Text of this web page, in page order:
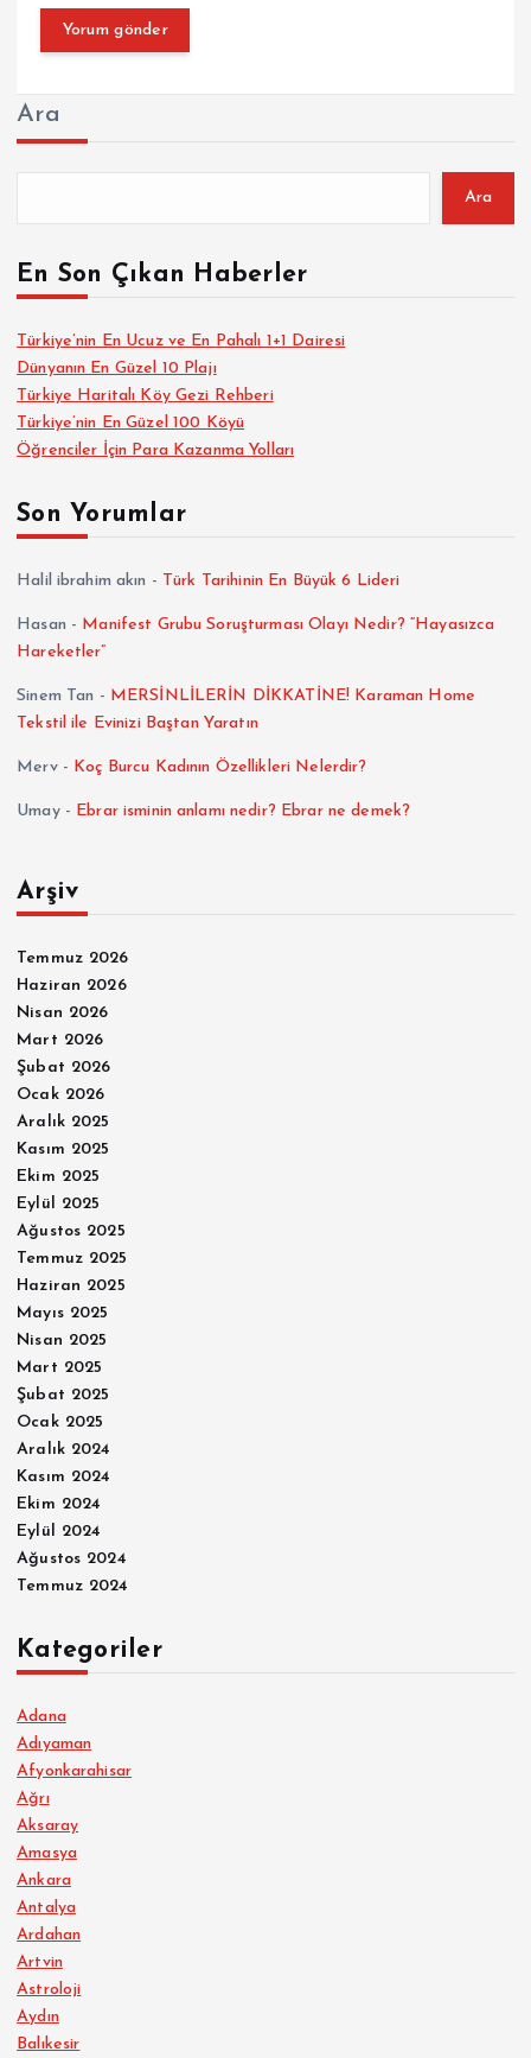
Ara
Ara
En Son Çıkan Haberler
Türkiye’nin En Ucuz ve En Pahalı 1+1 Dairesi
Dünyanın En Güzel 10 Plajı
Türkiye Haritalı Köy Gezi Rehberi
Türkiye’nin En Güzel 100 Köyü
Öğrenciler İçin Para Kazanma Yolları
Son Yorumlar
Halil ibrahim akın - Türk Tarihinin En Büyük 6 Lideri
Hasan - Manifest Grubu Soruşturması Olayı Nedir? “Hayasızca
Hareketler”
Sinem Tan - MERSİNLİLERİN DİKKATİNE! Karaman Home
Tekstil ile Evinizi Baştan Yaratın
Merv- Koç Burcu Kadının Özellikleri Nelerdir?
Umay- Ebrar isminin anlamı nedir? Ebrar ne demek?
Arşiv
Temmuz 2026
Haziran 2026
Nisan 2026
Mart 2026
Şubat 2026
Ocak 2026
Aralık 2025
Kasım 2025
Ekim 2025
Eylül 2025
Ağustos 2025
Temmuz 2025
Haziran 2025
Mayıs 2025
Nisan 2025
Mart 2025
Şubat 2025
Ocak 2025
Aralık 2024
Kasım 2024
Ekim 2024
Eylül 2024
Ağustos 2024
Temmuz 2024
Kategoriler
Adana
Adıyaman
Afyonkarahisar
Ağrı
Aksaray
Amasya
Ankara
Antalya
Ardahan
Artvin
Astroloji
Aydın
Balıkesir